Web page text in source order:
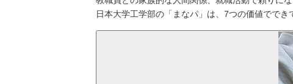
日本大学工学部の「 まなパ 」は、7つの価値ででき